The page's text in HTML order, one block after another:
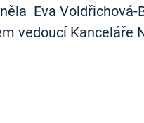
Eva Voldřichová-
vedoucí Kanceláře